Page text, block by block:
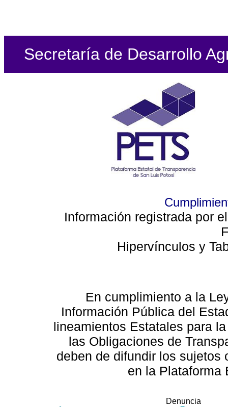
Secretaría de Desarrollo
Información registrada por
Hipervínculos y
En cumplimiento a la
Información Pública del
lineamientos Estatales para
las Obligaciones de
deben de difundir los sujetos
en la Plataforma
Denuncia